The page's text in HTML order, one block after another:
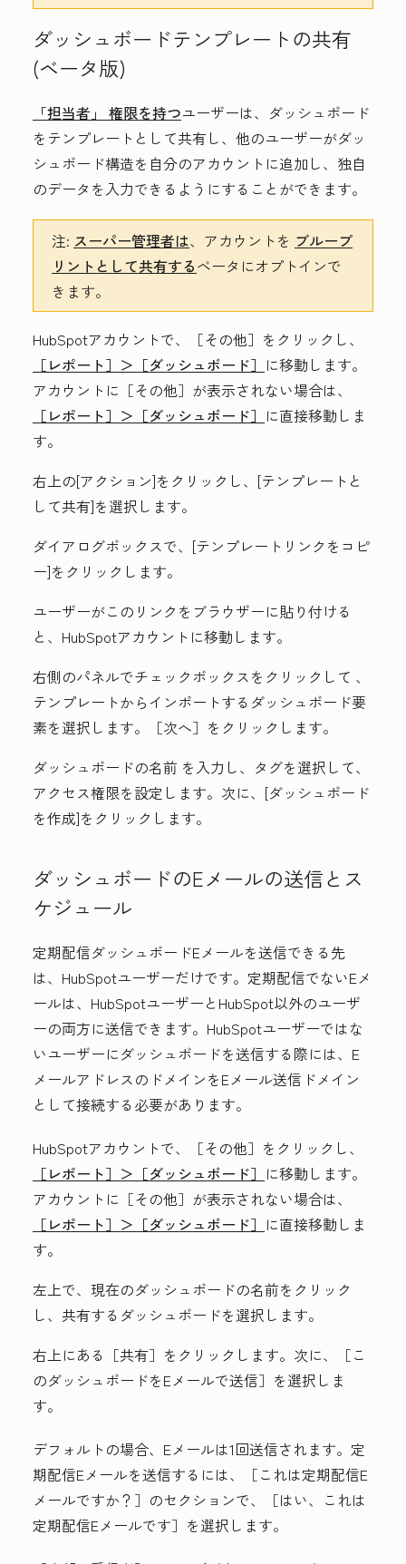
ダッシュボードテンプレートの共有
(ベータ版)
「担当者」 権限を持つユーザーは、ダッシュボード
をテンプレートとして共有し、他のユーザーがダッ
シュボード構造を自分のアカウントに追加し、独自
のデータを入力できるようにすることができます。
注: スーパー管理者は、アカウントを ブループ
リントとして共有するベータにオプトインで
きます。
HubSpotアカウントで、
［その他］をクリックし、
［レポート］＞ ［ダッシュボード］ に移動します。
アカウントに ［その他］が表示されない場合は、
［レポート］＞ ［ダッシュボード］ に直接移動しま
す。
右上の[アクション]をクリックし、[テンプレートと
して共有]を選択します。
ダイアログボックスで、[テンプレートリンクをコピ
ー]をクリックします。
ユーザーがこのリンクをブラウザーに貼り付ける
と、HubSpotアカウントに移動します。
右側のパネルでチェックボックスをクリックして 、
テンプレートからインポートするダッシュボード要
素を選択します。［次へ］ をクリックします。
ダッシュボードの名前 を入力し、タグを選択して、
アクセス権限を設定します。次に、[ダッシュボード
を作成]をクリックします。
ダッシュボードのEメールの送信とス
ケジュール
定期配信ダッシュボードEメールを送信できる先
は、HubSpotユーザーだけです。定期配信でないEメ
ールは、HubSpotユーザーとHubSpot以外のユーザ
ーの両方に送信できます。HubSpotユーザーではな
いユーザーにダッシュボードを送信する際には、E
メールアドレスのドメインをEメール送信ドメイン
として接続する必要があります。
HubSpotアカウントで、
［その他］をクリックし、
［レポート］＞ ［ダッシュボード］ に移動します。
アカウントに ［その他］が表示されない場合は、
［レポート］＞ ［ダッシュボード］ に直接移動しま
す。
左上で、現在のダッシュボードの名前をクリック
し、共有する ダッシュボードを選択します。
右上にある［共有］ をクリックします。次に、［こ
のダッシュボードをEメールで送信］ を選択しま
す。
デフォルトの場合、Eメールは1回送信されます。定
期配信Eメールを送信するには、
［これは定期配信E
メールですか？］のセクションで、［はい、これは
定期配信Eメールです］ を選択します。